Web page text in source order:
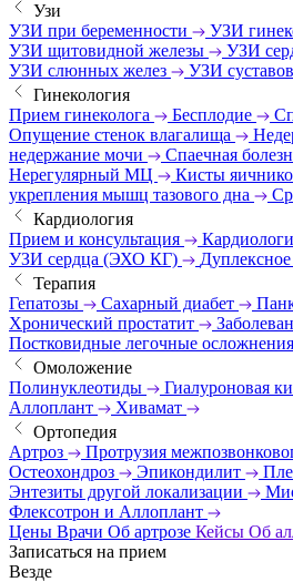
Узи
УЗИ при беременности
УЗИ
УЗИ щитовидной железы
УЗИ
УЗИ слюнных желез
УЗИ суставов
Гинекология
Прием гинеколога
Бесплодие
Опущение стенок влагалища
недержание мочи
Спаечная
Нерегулярный МЦ
Кисты
укрепления мышц тазового дна
Кардиология
Прием и консультация
УЗИ сердца (ЭХО КГ)
Терапия
Гепатозы
Сахарный диабет
Хронический простатит
Постковидные легочные осложнения
Омоложение
Полинуклеотиды
Гиалуроновая
Аллоплант
Хивамат
Ортопедия
Артроз
Протрузия
Остеохондроз
Эпикондилит
Энтезиты другой локализации
Флексотрон и Аллоплант
Цены Врачи Об артрозе Кейсы Об
Записаться на прием
Везде